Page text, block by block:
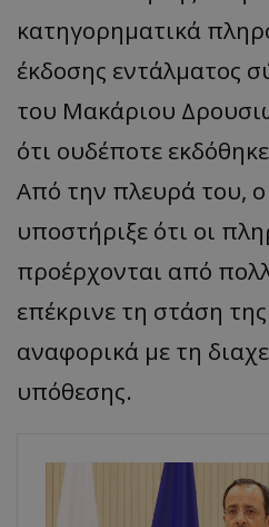
κατηγορηματικά
έκδοσης εντάλματος
του Μακάριου
ότι ουδέποτε
Από την πλευρά του,
υποστήριξε ότι οι
προέρχονται από
επέκρινε τη στάση
αναφορικά με τη
υπόθεσης.